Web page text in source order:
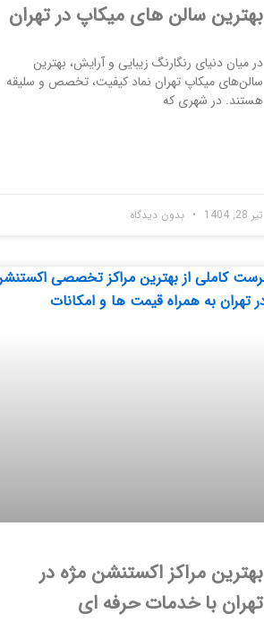
بهترین سالن های میکاپ در تهران
در میان دنیای رنگارنگ زیبایی و آرایش، بهترین
سالن‌های میکاپ تهران نماد کیفیت، تخصص و سلیقه
هستند. در شهری که
تیر 28, 1404 بدون دیدگاه
بهترین مراکز اکستنشن مژه در
تهران با خدمات حرفه ای